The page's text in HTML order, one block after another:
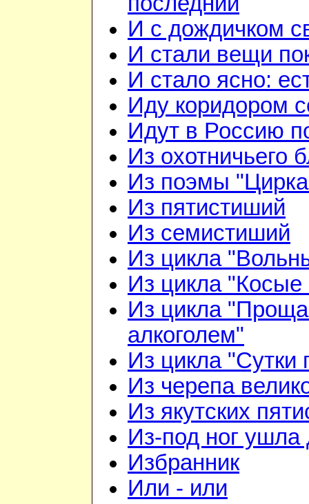
И с дождичком
И стали вещи
И стало ясно:
Иду коридором
Идут в Россию
Из охотничьего
Из поэмы
Из пятистиший
Из семистиший
Из цикла
Из цикла "Косые
Из цикла
алкоголем"
Из цикла "Сутки
Из черепа
Из якутских
Из-под ног ушла
Избранник
Или - или